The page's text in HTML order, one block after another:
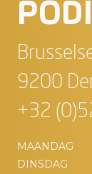
9200
+32
MAANDAG
DINSDAG